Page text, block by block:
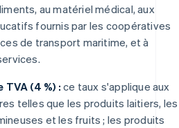
au matériel médical, aux
fournis par les coopératives
de transport maritime, et à
TVA (4 %) : ce taux s'applique aux
telles que les produits laitiers, les
et les fruits ; les produits